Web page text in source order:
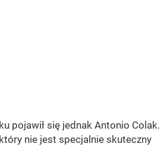
pojawił się jednak Antonio Colak.
nie jest specjalnie skuteczny